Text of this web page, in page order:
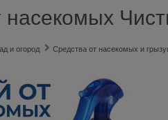
насекомых
и огород Средства от насекомых и